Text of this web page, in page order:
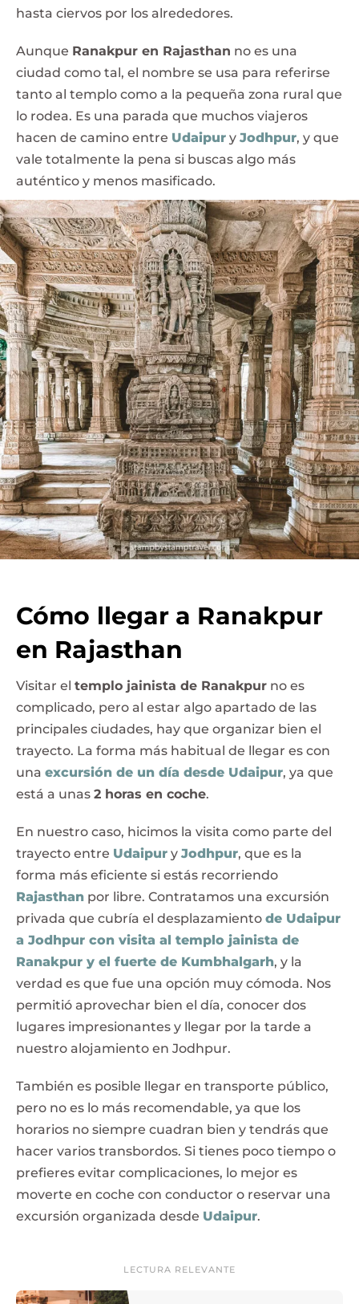
hasta ciervos por los alrededores.
Aunque Ranakpur en Rajasthan no es una
ciudad como tal, el nombre se usa para referirse
tanto al templo como a la pequeña zona rural que
lo rodea. Es una parada que muchos viajeros
hacen de camino entre Udaipur y Jodhpur, y que
vale totalmente la pena si buscas algo más
auténtico y menos masificado.
Cómo llegar a Ranakpur
en Rajasthan
Visitar el templo jainista de Ranakpur no es
complicado, pero al estar algo apartado de las
principales ciudades, hay que organizar bien el
trayecto. La forma más habitual de llegar es con
una excursión de un día desde Udaipur, ya que
está a unas 2 horas en coche.
En nuestro caso, hicimos la visita como parte del
trayecto entre Udaipur y Jodhpur, que es la
forma más eficiente si estás recorriendo
Rajasthan por libre. Contratamos una excursión
privada que cubría el desplazamiento de Udaipur
a Jodhpur con visita al templo jainista de
Ranakpur y el fuerte de Kumbhalgarh, y la
verdad es que fue una opción muy cómoda. Nos
permitió aprovechar bien el día, conocer dos
lugares impresionantes y llegar por la tarde a
nuestro alojamiento en Jodhpur.
También es posible llegar en transporte público,
pero no es lo más recomendable, ya que los
horarios no siempre cuadran bien y tendrás que
hacer varios transbordos. Si tienes poco tiempo o
prefieres evitar complicaciones, lo mejor es
moverte en coche con conductor o reservar una
excursión organizada desde Udaipur.
LECTURA RELEVANTE